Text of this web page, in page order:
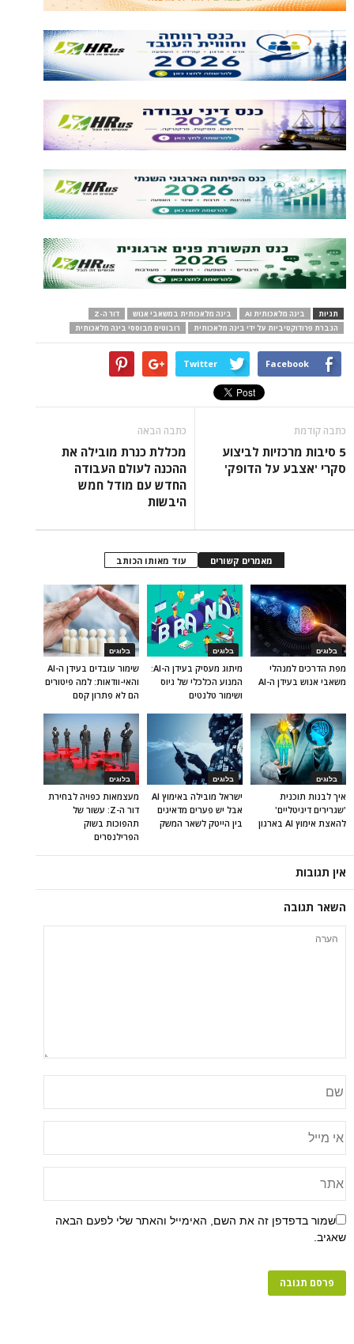
תגיות בינה מלאכותית AI בינה מלאכותית במשאבי אנוש
דור ה-Z
הגברת פרודוקטיביות על ידי בינה מלאכותית
רובוטים מבוססי בינה מלאכותית
Facebook
Twitter
כתבה קודמת
5 סיבות מרכזיות לביצוע
סקרי 'אצבע על הדופק'
כתבה הבאה
מכללת כנרת מובילה את
ההכנה לעולם העבודה
החדש עם מודל חמש
היבשות
מאמרים קשורים עוד מאותו הכותב
בלוגים
שימור עובדים בעידן ה-AI
והאי-וודאות: למה פיטורים
הם לא פתרון קסם
בלוגים
מיתוג מעסיק בעידן ה-AI:
המנוע הכלכלי של גיוס
ושימור טלנטים
בלוגים
מפת הדרכים למנהלי
משאבי אנוש בעידן ה-AI
בלוגים
מעצמאות כפויה לבחירת
דור ה-Z: עשור של
תהפוכות בשוק
הפרילנסרים
בלוגים
ישראל מובילה באימוץ AI
אבל יש פערים מדאיגים
בין הייטק לשאר המשק
בלוגים
איך לבנות תוכנית
'שגרירים דיגיטליים'
להאצת אימוץ AI בארגון
אין תגובות
השאר תגובה
שמור בדפדפן זה את השם, האימייל והאתר שלי לפעם הבאה
שאגיב.